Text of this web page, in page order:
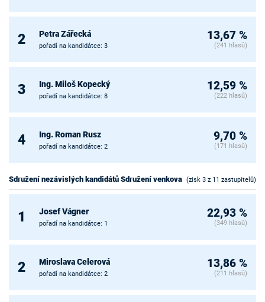
2 Petra Zářecká
pořadí na kandidátce: 3
13,67 %
(241 hlasů)
3 Ing. Miloš Kopecký
pořadí na kandidátce: 8
12,59 %
(222 hlasů)
4 Ing. Roman Rusz
pořadí na kandidátce: 2
9,70 %
(171 hlasů)
Sdružení nezávislých kandidátů Sdružení venkova (zisk 3 z 11 zastupitelů)
1 Josef Vágner
pořadí na kandidátce: 1
22,93 %
(349 hlasů)
2 Miroslava Celerová
pořadí na kandidátce: 2
13,86 %
(211 hlasů)